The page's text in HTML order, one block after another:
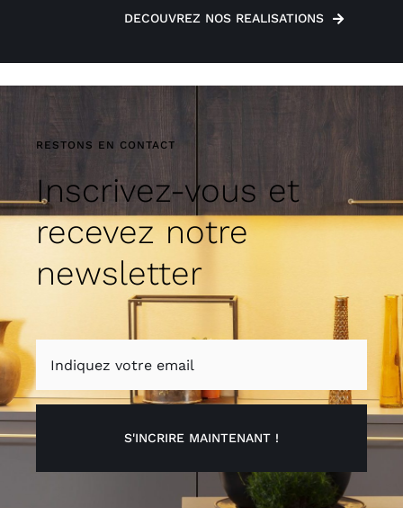
DECOUVREZ NOS REALISATIONS
RESTONS EN CONTACT
Inscrivez-vous et
recevez notre
newsletter
S'INCRIRE MAINTENANT !